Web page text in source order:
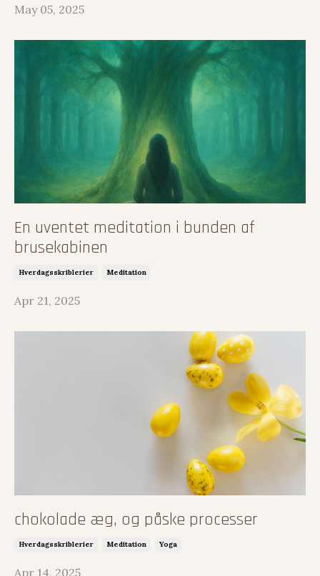
May 05, 2025
En uventet meditation i bunden af
brusekabinen
Hverdagsskriblerier Meditation
Apr 21, 2025
chokolade æg, og påske processer
Hverdagsskriblerier Meditation Yoga
Apr 14, 2025